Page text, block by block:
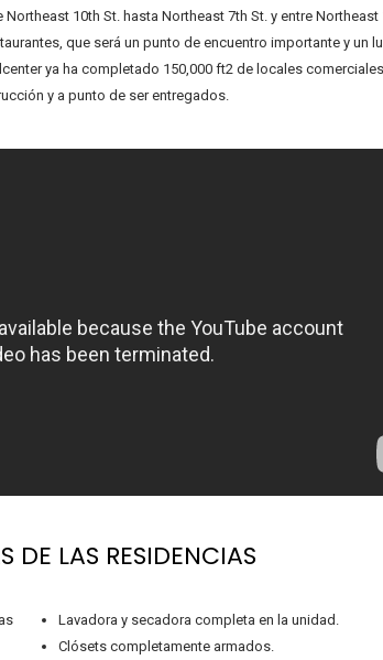
10th St. hasta Northeast 7th St. y entre Northeast
que será un punto de encuentro importante y un
ya ha completado 150,000 ft2 de locales
y a punto de ser entregados.
DE LAS RESIDENCIAS
Lavadora y secadora completa en la unidad.
Clósets completamente armados.